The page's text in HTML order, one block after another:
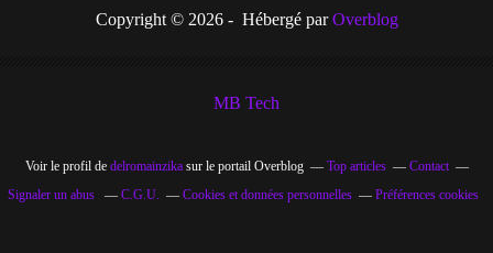
Copyright © 2026 - Hébergé parOverblog
MB Tech
Voir le profil de delromainzikasur le portail Overblog Top articles
Contact
Signaler un abus
C.G.U. Cookies et données personnelles Préférences cookies